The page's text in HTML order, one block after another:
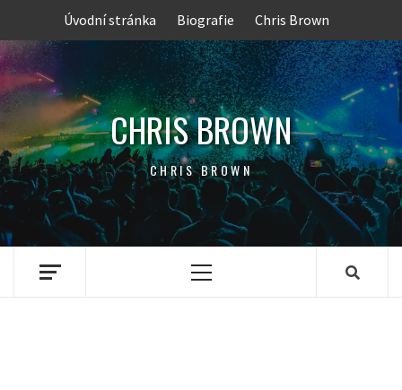
content
Úvodní stránka Biografie Chris Brown
CHRIS BROWN
CHRIS BROWN
Primary